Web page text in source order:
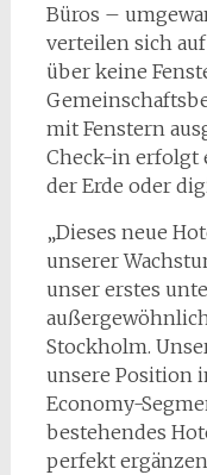
Büros –
verteilen sich
über keine
mit Fenstern
Check-in erfolgt
der Erde oder
„Dieses neue
unserer
unser erstes
Stockholm.
unsere Position
Economy-
bestehendes
perfekt